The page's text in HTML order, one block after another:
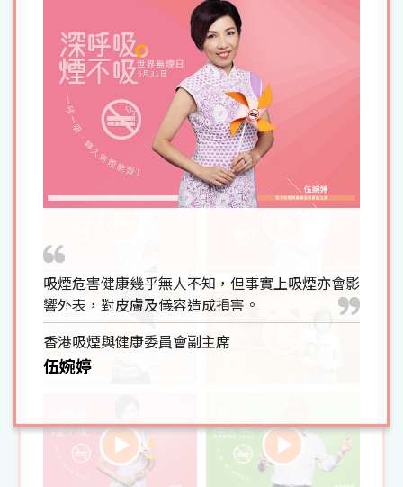
吸煙危害健康幾乎無人不知，但事實上吸煙亦會影
響外表，對皮膚及儀容造成損害。
香港吸煙與健康委員會副主席
伍婉婷